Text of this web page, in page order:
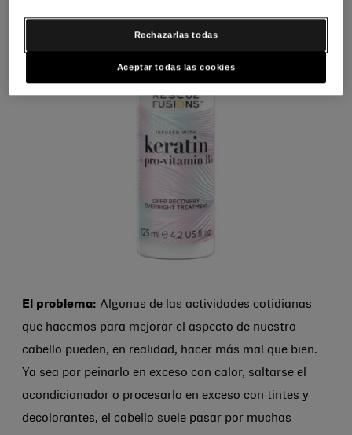
El problema: Algunas de las actividades cotidianas
que hacemos para mejorar el aspecto de nuestro
cabello pueden, en realidad, hacer más mal que bien.
Ya sea por peinarlo en exceso con calor, saltarse el
acondicionador o procesarlo en exceso con tintes y
decolorantes, el cabello suele pasar por muchas
Rechazarlas todas
Aceptar todas las cookies